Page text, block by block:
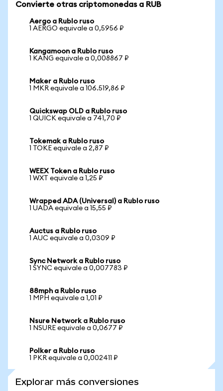
Convierte otras criptomonedas a RUB
Aergo a Rublo ruso
1 AERGO equivale a 0,5956 ₽
Kangamoon a Rublo ruso
1 KANG equivale a 0,008867 ₽
Maker a Rublo ruso
1 MKR equivale a 106.519,86 ₽
Quickswap OLD a Rublo ruso
1 QUICK equivale a 741,70 ₽
Tokemak a Rublo ruso
1 TOKE equivale a 2,87 ₽
WEEX Token a Rublo ruso
1 WXT equivale a 1,25 ₽
Wrapped ADA (Universal) a Rublo ruso
1 UADA equivale a 15,55 ₽
Auctus a Rublo ruso
1 AUC equivale a 0,0309 ₽
Sync Network a Rublo ruso
1 SYNC equivale a 0,007783 ₽
88mph a Rublo ruso
1 MPH equivale a 1,01 ₽
Nsure Network a Rublo ruso
1 NSURE equivale a 0,0677 ₽
Polker a Rublo ruso
1 PKR equivale a 0,002411 ₽
Explorar más conversiones